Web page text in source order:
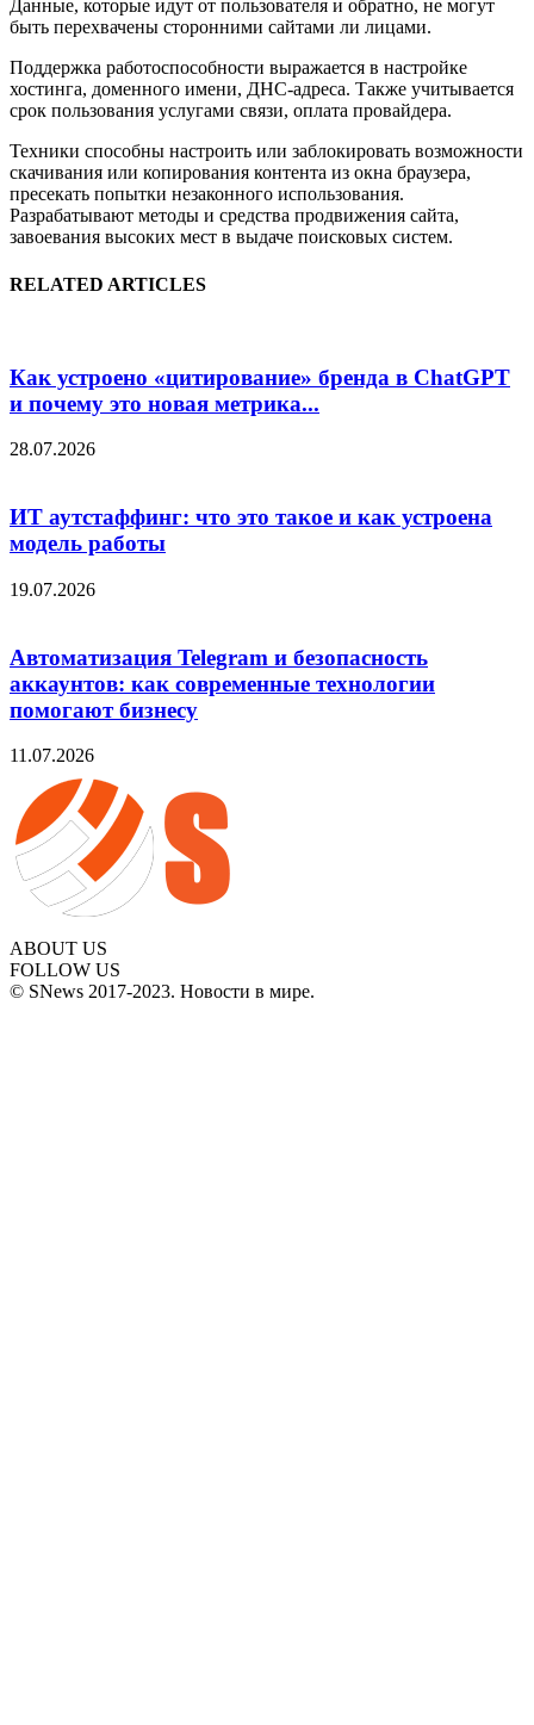
Данные, которые идут от пользователя и обратно, не могут
быть перехвачены сторонними сайтами ли лицами.
Поддержка работоспособности выражается в настройке
хостинга, доменного имени, ДНС-адреса. Также учитывается
срок пользования услугами связи, оплата провайдера.
Техники способны настроить или заблокировать возможности
скачивания или копирования контента из окна браузера,
пресекать попытки незаконного использования.
Разрабатывают методы и средства продвижения сайта,
завоевания высоких мест в выдаче поисковых систем.
RELATED ARTICLES
Как устроено «цитирование» бренда в ChatGPT
и почему это новая метрика...
28.07.2026
ИТ аутстаффинг: что это такое и как устроена
модель работы
19.07.2026
Автоматизация Telegram и безопасность
аккаунтов: как современные технологии
помогают бизнесу
11.07.2026
ABOUT US
FOLLOW US
© SNews 2017-2023. Новости в мире.